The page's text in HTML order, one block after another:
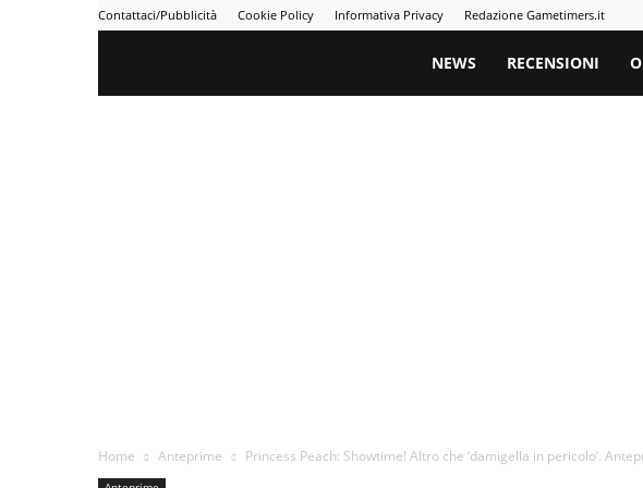
Contattaci/Pubblicità Cookie Policy Informativa Privacy Redazione Gametimers.it
Gametimers
NEWS RECENSIONI
Home Anteprime Princess Peach: Showtime! Altro che ‘damigella in pericolo’.